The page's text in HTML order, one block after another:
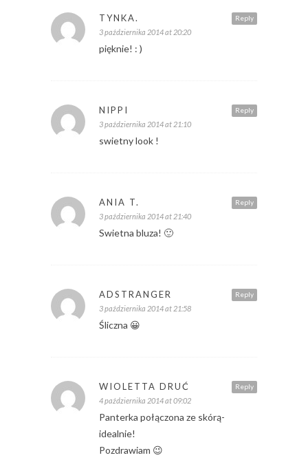
Reply
TYNKA.
3 października 2014 at 20:20
pięknie! : )
Reply
NIPPI
3 października 2014 at 21:10
swietny look !
Reply
ANIA T.
3 października 2014 at 21:40
Swietna bluza! 🙂
Reply
ADSTRANGER
3 października 2014 at 21:58
Śliczna 😀
Reply
WIOLETTA DRUĆ
4 października 2014 at 09:02
Panterka połączona ze skórą-
idealnie!
Pozdrawiam 😉